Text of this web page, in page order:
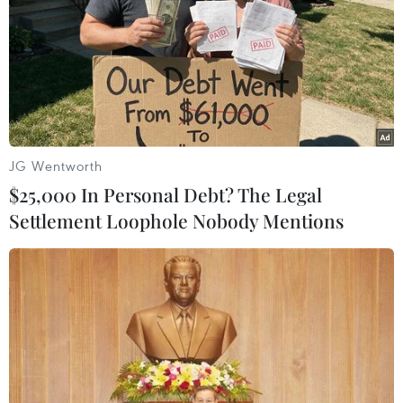
vận tải quốc tế.
Ảnh minh họa. (Ảnh: CTV/Vietnam+)
Đề án được chia làm 2 giai đoạn, giai đoạn
2022-2026 thực hiện tổng thể các chính sách về
JG Wentworth
$25,000 In Personal Debt? The Legal
Settlement Loophole Nobody Mentions